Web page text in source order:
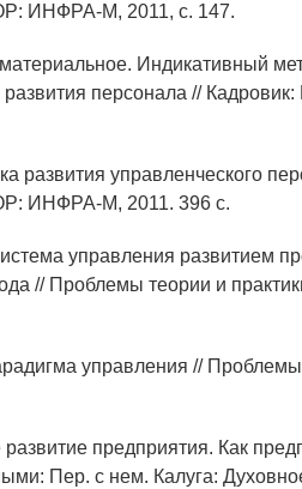
ИНФРА-М, 2011, с. 147.
Индикативный
персонала //
развития управленческого
ИНФРА-М, 2011. 396 с.
управления развитием
// Проблемы теории и
управления // Проблемы
предприятия. Как
Пер. с нем. Калуга: